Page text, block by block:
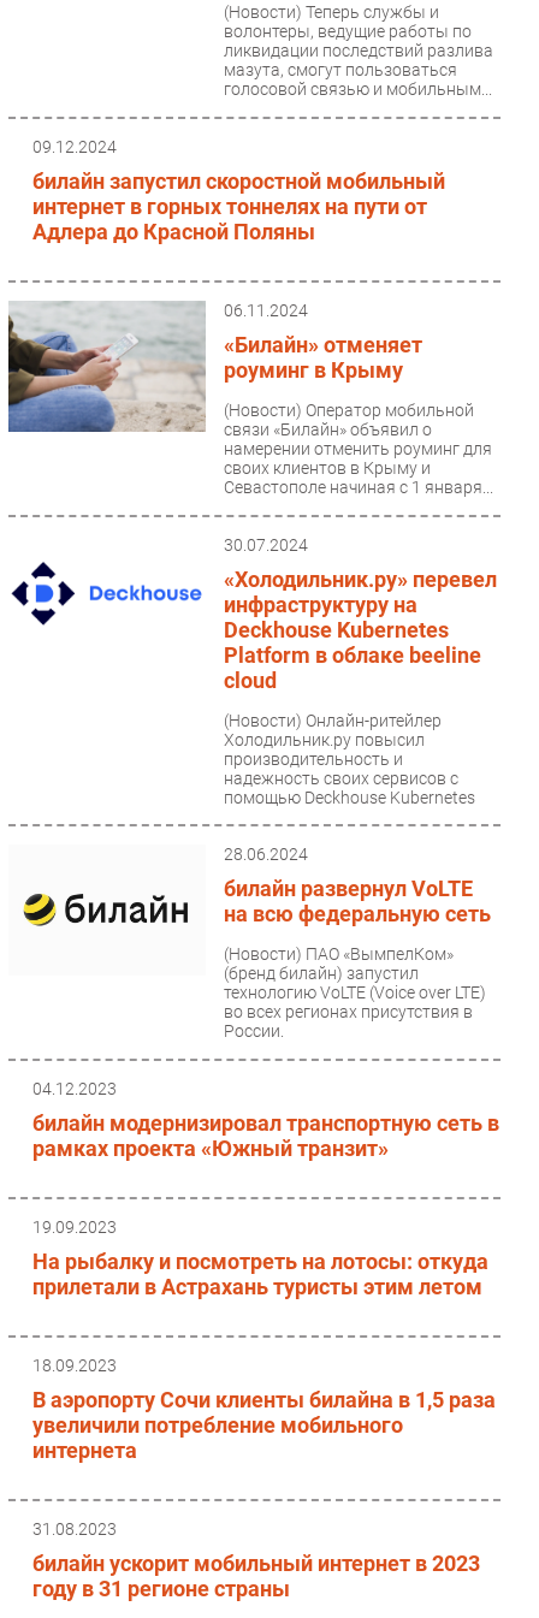
(Новости) Теперь службы и
волонтеры, ведущие работы по
ликвидации последствий разлива
мазута, смогут пользоваться
голосовой связью и мобильным...
09.12.2024
билайн запустил скоростной мобильный
интернет в горных тоннелях на пути от
Адлера до Красной Поляны
06.11.2024
«Билайн» отменяет
роуминг в Крыму
(Новости) Оператор мобильной
связи «Билайн» объявил о
намерении отменить роуминг для
своих клиентов в Крыму и
Севастополе начиная с 1 января...
30.07.2024
«Холодильник.ру» перевел
инфраструктуру на
Deckhouse Kubernetes
Platform в облаке beeline
cloud
(Новости) Онлайн-ритейлер
Холодильник.ру повысил
производительность и
надежность своих сервисов с
помощью Deckhouse Kubernetes
28.06.2024
билайн развернул VoLTE
на всю федеральную сеть
(Новости) ПАО «ВымпелКом»
(бренд билайн) запустил
технологию VoLTE (Voice over LTE)
во всех регионах присутствия в
России.
04.12.2023
билайн модернизировал транспортную сеть в
рамках проекта «Южный транзит»
19.09.2023
На рыбалку и посмотреть на лотосы: откуда
прилетали в Астрахань туристы этим летом
18.09.2023
В аэропорту Сочи клиенты билайна в 1,5 раза
увеличили потребление мобильного
интернета
31.08.2023
билайн ускорит мобильный интернет в 2023
году в 31 регионе страны